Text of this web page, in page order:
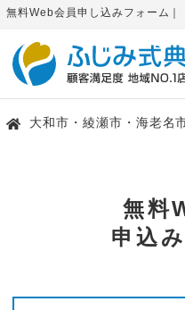
無料Web会員申し込みフォーム
大和市・綾瀬市・海老名
無料
申込